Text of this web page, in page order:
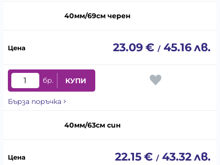
40мм/69см черен
23.09€ / 45.16лв.
бр. КУПИ
Бърза поръчка
40мм/63см син
22.15€ / 43.32лв.